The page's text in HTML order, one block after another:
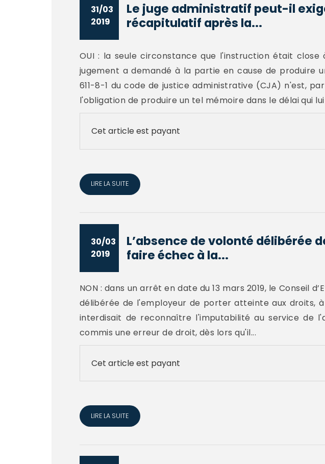
31/03
2019
Le juge administratif peut-il
récapitulatif après la...
OUI : la seule circonstance que l'instruction était
jugement a demandé à la partie en cause de produire
611-8-1 du code de justice administrative (CJA) n'est,
l'obligation de produire un tel mémoire dans le délai qui lui
Cet article est payant
LIRE LA SUITE
30/03
2019
L’absence de volonté délibérée
faire échec à la...
NON : dans un arrêt en date du 13 mars 2019, le Conseil
délibérée de l'employeur de porter atteinte aux droits,
interdisait de reconnaître l'imputabilité au service de
commis une erreur de droit, dès lors qu'il...
Cet article est payant
LIRE LA SUITE